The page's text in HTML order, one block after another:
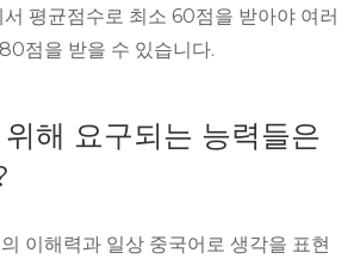
평균점수로 최소 60점을 받아야 여러
점을 받을 수 있습니다.
해 요구되는 능력들은
이해력과 일상 중국어로 생각을 표현